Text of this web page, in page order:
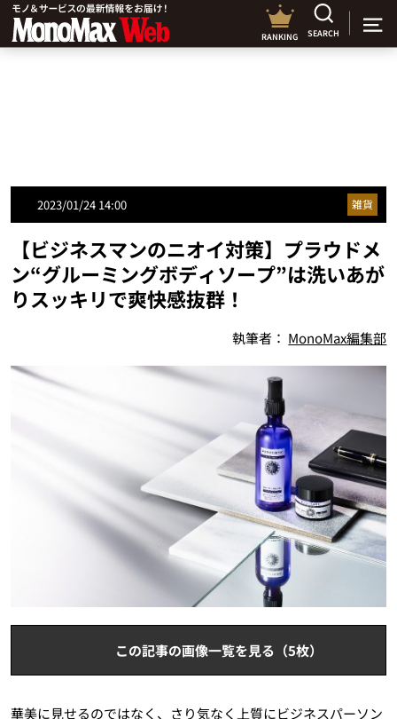
RANKING SEARCH
2023/01/24 14:00 雑貨
【ビジネスマンのニオイ対策】プラウドメ
ン“グルーミングボディソープ”は洗いあが
りスッキリで爽快感抜群！
執筆者： MonoMax編集部
この記事の画像一覧を見る（5枚）
華美に見せるのではなく、さり気なく上質にビジネスパーソン